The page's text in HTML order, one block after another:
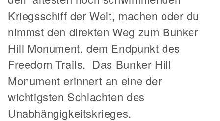
Kriegsschiff der Welt, machen oder du
nimmst den direkten Weg zum Bunker
Hill Monument, dem Endpunkt des
Freedom Trails. Das Bunker Hill
Monument erinnert an eine der
wichtigsten Schlachten des
Unabhängigkeitskrieges.